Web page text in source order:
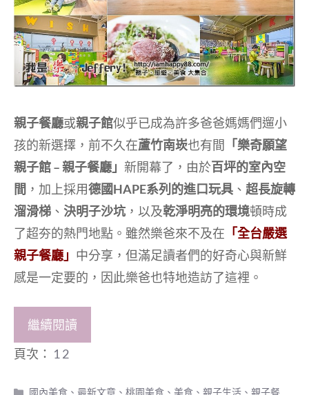
親子餐廳或親子館似乎已成為許多爸爸媽媽們遛小
孩的新選擇，前不久在蘆竹南崁也有間
「樂奇願望
親子館 – 親子餐廳」 新開幕了，由於百坪的室內空
間 ，加上採用德國HAPE系列的進口玩具 、 超長旋轉
溜滑梯 、 決明子沙坑 ，以及乾淨明亮的環境頓時成
了超夯的熱門地點。雖然樂爸來不及在 「全台嚴選
親子餐廳」 中分享，但滿足讀者們的好奇心與新鮮
感是一定要的，因此樂爸也特地造訪了這裡。
繼續閱讀
頁次： 1 2
分
國內美食 、最新文章 、桃園美食 、美食 、親子生活 、親子餐